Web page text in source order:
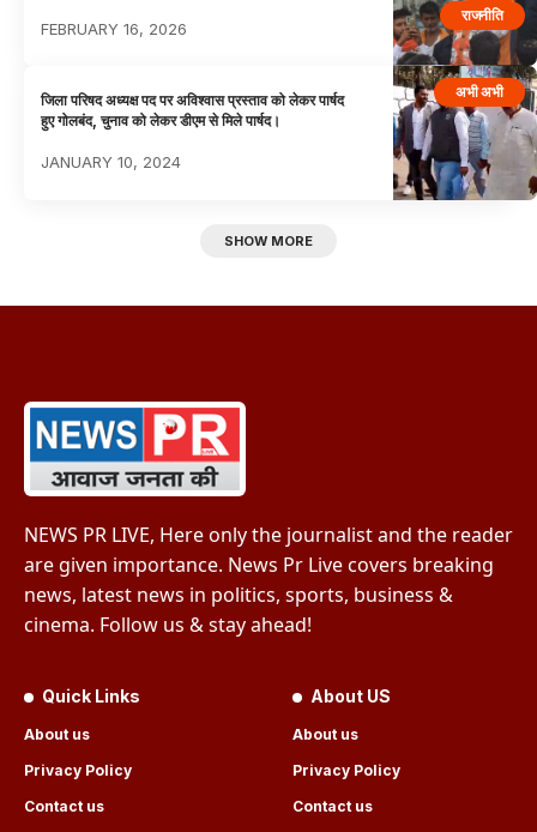
राजनीति
FEBRUARY 16, 2026
अभी अभी
जिला परिषद अध्यक्ष पद पर अविश्वास प्रस्ताव को लेकर पार्षद
हुए गोलबंद, चुनाव को लेकर डीएम से मिले पार्षद।
JANUARY 10, 2024
SHOW MORE
NEWS PR LIVE, Here only the journalist and the reader
are given importance. News Pr Live covers breaking
news, latest news in politics, sports, business &
cinema. Follow us & stay ahead!
Quick Links
About us
Privacy Policy
Contact us
About US
About us
Privacy Policy
Contact us